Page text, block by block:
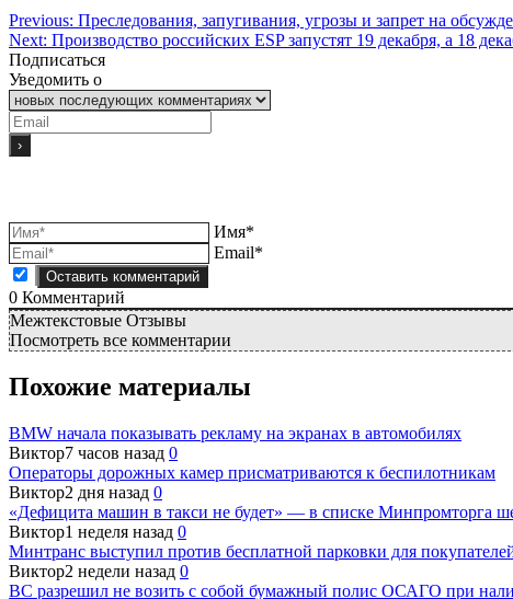
Previous: Преследования, запугивания, угрозы и запрет на
Next: Производство российских ESP запустят 19 декабря, а 18
Подписаться
Уведомить о
Имя*
Email*
0 Комментарий
Межтекстовые Отзывы
Посмотреть все комментарии
Похожие материалы
BMW начала показывать рекламу на экранах в автомобилях
Виктор7 часов назад 0
Операторы дорожных камер присматриваются к беспилотникам
Виктор2 дня назад 0
«Дефицита машин в такси не будет» — в списке Минпромторга
Виктор1 неделя назад 0
Минтранс выступил против бесплатной парковки для
Виктор2 недели назад 0
ВС разрешил не возить с собой бумажный полис ОСАГО при